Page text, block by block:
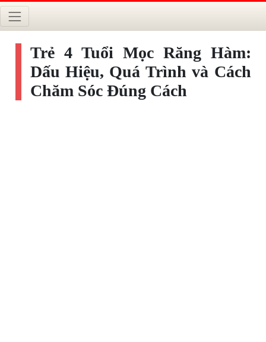
Trẻ 4 Tuổi Mọc Răng Hàm:
Dấu Hiệu, Quá Trình và Cách
Chăm Sóc Đúng Cách